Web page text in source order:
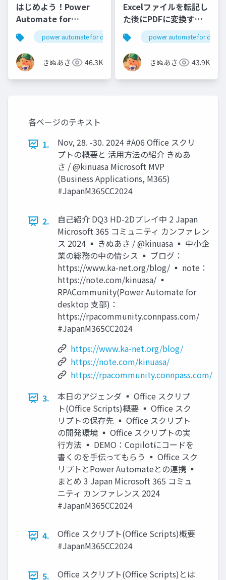
はじめよう！Power
Automate for
desktop ～未経験者向
け～
power automate for desktop pad
きぬあさ 46.3K
Excelファイルを転記し
た後にPDFに変換する
Power Automate for
desktopフローの紹介
power automate for
きぬあさ 43.9K
各ページのテキスト
1.
Nov, 28. -30. 2024 #A06 Office スクリ
プトの概要と 活用方法の紹介 きぬあ
さ / @kinuasa Microsoft MVP
(Business Applications, M365)
#JapanM365CC2024
2.
自己紹介 DQ3 HD-2Dプレイ中 2 Japan
Microsoft 365 コミュニティ カンファレン
ス 2024 ▪ きぬあさ / @kinuasa ▪ 中小企
業の総務の中の情シス ▪ ブログ：
https://www.ka-net.org/blog/ ▪ note：
https://note.com/kinuasa/ ▪
RPACommunity(Power Automate for
desktop 支部)：
https://rpacommunity.connpass.com/
#JapanM365CC2024
https://www.ka-net.org/blog/
https://note.com/kinuasa/
https://rpacommunity.connpass.com/
3.
本日のアジェンダ ▪ Office スクリプ
ト(Office Scripts)概要 ▪ Office スク
リプトの保存先 ▪ Office スクリプト
の開発環境 ▪ Office スクリプトの実
行方法 ▪ DEMO：Copilotにコードを
書くのを手伝ってもらう ▪ Office スク
リプトとPower Automateとの連携 ▪
まとめ 3 Japan Microsoft 365 コミュ
ニティ カンファレンス 2024
#JapanM365CC2024
4.
Office スクリプト(Office Scripts)概要
#JapanM365CC2024
5. Office スクリプト(Office Scripts)とは